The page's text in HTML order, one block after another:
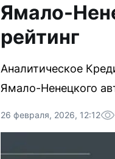
Ямало-
рейтинг
Аналитическое
Ямало-Ненецкого
26 февраля, 2026, 12:12